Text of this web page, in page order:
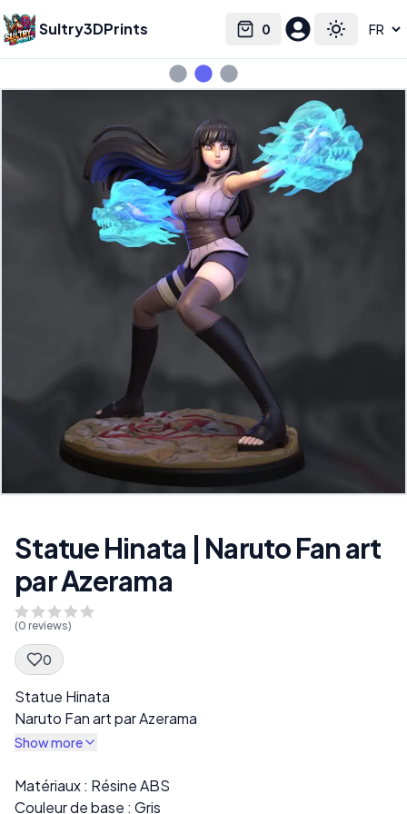
Sultry3DPrints 0
Cart Toggle
Select language
Statue Hinata | Naruto Fan art
par Azerama
(0 reviews)
0
Spec Description
Statue Hinata
Naruto Fan art par Azerama
Show more
Description
Matériaux : Résine ABS
Couleur de base : Gris